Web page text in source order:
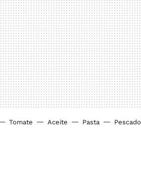
Tomate Aceite Pasta Pescado